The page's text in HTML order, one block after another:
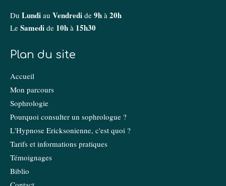
Du Lundi au Vendredi de 9h à 20h
Le Samedi de 10h à 15h30
Plan du site
Accueil
Mon parcours
Sophrologie
Pourquoi consulter un sophrologue ?
L'Hypnose Ericksonienne, c'est quoi ?
Tarifs et informations pratiques
Témoignages
Biblio